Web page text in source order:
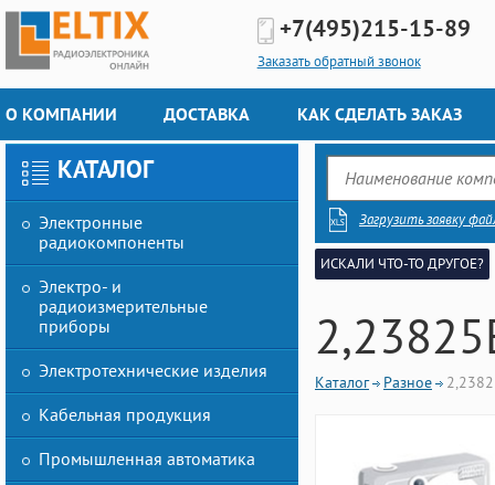
+7(495)215-15-89
Заказать обратный звонок
О КОМПАНИИ ДОСТАВКА КАК СДЕЛАТЬ ЗАКАЗ
КАТАЛОГ
Электронные
радиокомпоненты
Электро- и
радиоизмерительные
приборы
Электротехнические изделия
Кабельная продукция
Промышленная автоматика
Загрузить заявку
ИСКАЛИ ЧТО-ТО ДРУГОЕ?
Каталог Разное